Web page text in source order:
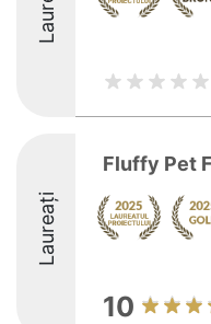
Laureați
Fluffy Pet
10